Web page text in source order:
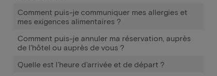
Comment puis-je communiquer mes allergies et
mes exigences alimentaires ?
Comment puis-je annuler ma réservation, auprès
de l'hôtel ou auprès de vous ?
Quelle est l'heure d'arrivée et de départ ?